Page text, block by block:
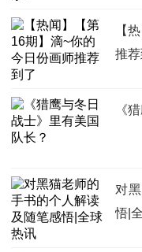
【
推
《
对
悟|